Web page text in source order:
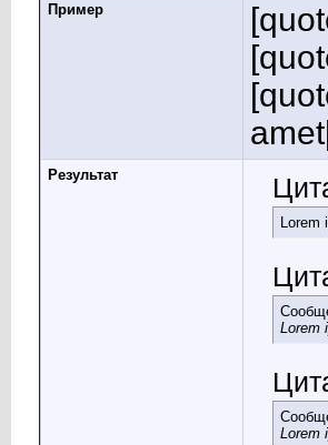
Пример
Результат
Lorem
Lorem
Lorem